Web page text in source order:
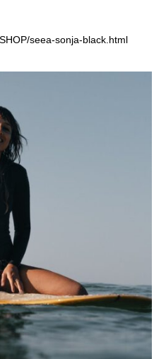
seea-sonja-black.html